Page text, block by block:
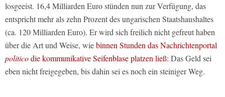
losgeeist. 16,4 Milliarden Euro stünden nun zur Verfügung, das
entspricht mehr als zehn Prozent des ungarischen Staatshaushaltes
(ca. 120 Milliarden Euro). Er wird sich freilich nicht gefreut haben
über die Art und Weise, wiebinnen Stunden das Nachrichtenportal
politicodie kommunikative Seifenblase platzen ließ: Das Geld sei
eben nicht freigegeben, bis dahin sei es noch ein steiniger Weg.